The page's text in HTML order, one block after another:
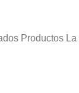
Productos La